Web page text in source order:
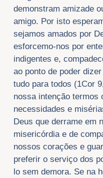
demonstram amizade
amigo. Por isto
sejamos amados por
esforcemo-nos por
indigentes e,
ao ponto de poder
tudo para todos (1Cor
nossa intenção termos
necessidades e
Deus que derrame em
misericórdia e de
nossos corações e
preferir o serviço dos
lo sem demora. Se na